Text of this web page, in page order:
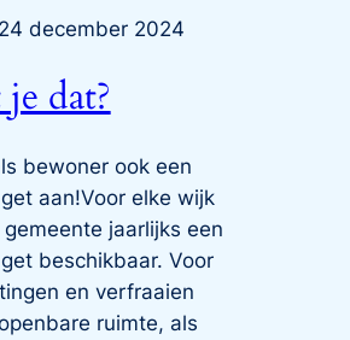
24 december 2024
dat?
bewoner ook een
aan!Voor elke wijk
jaarlijks een
beschikbaar. Voor
en verfraaien
ruimte, als